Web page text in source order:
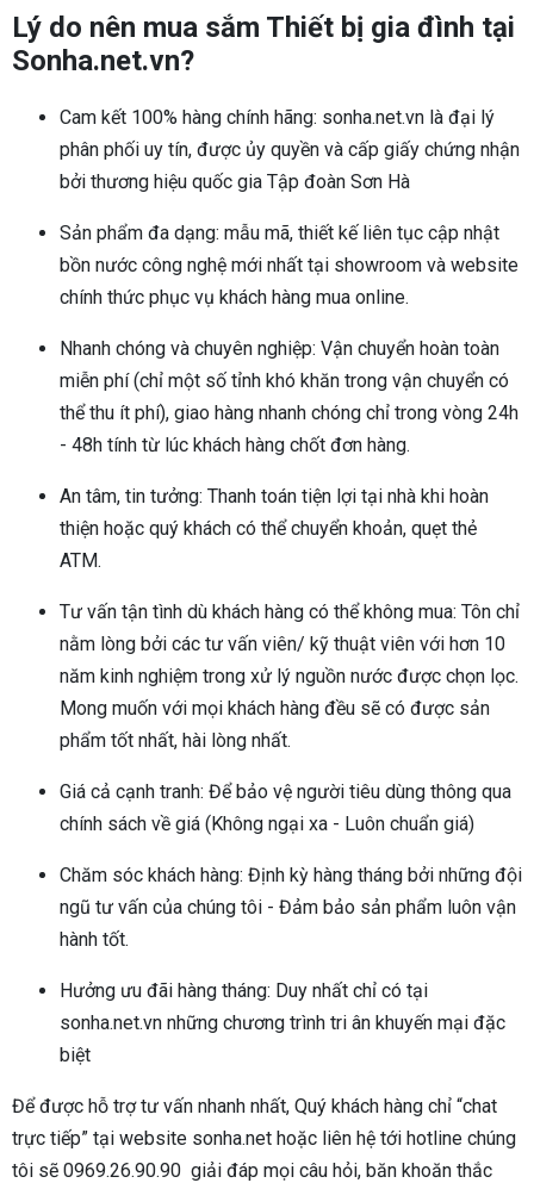
Lý do nên mua sắm Thiết bị gia đình tại
Sonha.net.vn?
Cam kết 100% hàng chính hãng: sonha.net.vn là đại lý
phân phối uy tín, được ủy quyền và cấp giấy chứng nhận
bởi thương hiệu quốc gia Tập đoàn Sơn Hà
Sản phẩm đa dạng: mẫu mã, thiết kế liên tục cập nhật
bồn nước công nghệ mới nhất tại showroom và website
chính thức phục vụ khách hàng mua online.
Nhanh chóng và chuyên nghiệp: Vận chuyển hoàn toàn
miễn phí (chỉ một số tỉnh khó khăn trong vận chuyển có
thể thu ít phí), giao hàng nhanh chóng chỉ trong vòng 24h
- 48h tính từ lúc khách hàng chốt đơn hàng.
An tâm, tin tưởng: Thanh toán tiện lợi tại nhà khi hoàn
thiện hoặc quý khách có thể chuyển khoản, quẹt thẻ
ATM.
Tư vấn tận tình dù khách hàng có thể không mua: Tôn chỉ
nằm lòng bởi các tư vấn viên/ kỹ thuật viên với hơn 10
năm kinh nghiệm trong xử lý nguồn nước được chọn lọc.
Mong muốn với mọi khách hàng đều sẽ có được sản
phẩm tốt nhất, hài lòng nhất.
Giá cả cạnh tranh: Để bảo vệ người tiêu dùng thông qua
chính sách về giá (Không ngại xa - Luôn chuẩn giá)
Chăm sóc khách hàng: Định kỳ hàng tháng bởi những đội
ngũ tư vấn của chúng tôi - Đảm bảo sản phẩm luôn vận
hành tốt.
Hưởng ưu đãi hàng tháng: Duy nhất chỉ có tại
sonha.net.vn những chương trình tri ân khuyến mại đặc
biệt
Để được hỗ trợ tư vấn nhanh nhất, Quý khách hàng chỉ “chat
trực tiếp” tại website sonha.net hoặc liên hệ tới hotline chúng
tôi sẽ 0969.26.90.90 giải đáp mọi câu hỏi, băn khoăn thắc